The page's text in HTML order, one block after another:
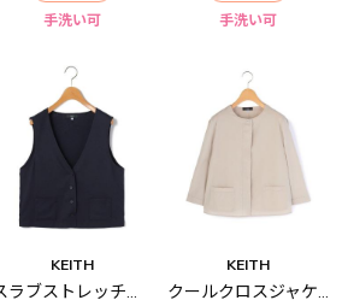
手洗い可 手洗い可
KEITH
スラブストレッチベスト
KEITH
クールクロスジャケット